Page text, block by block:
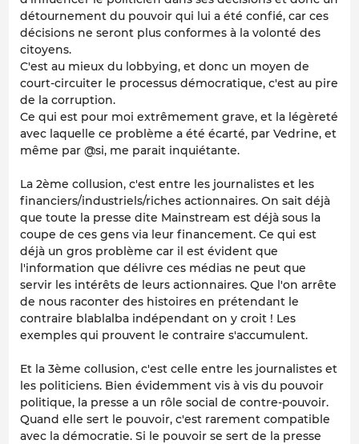
détournement du pouvoir qui lui a été confié, car ces
décisions ne seront plus conformes à la volonté des
citoyens.
C'est au mieux du lobbying, et donc un moyen de
court-circuiter le processus démocratique, c'est au pire
de la corruption.
Ce qui est pour moi extrêmement grave, et la légèreté
avec laquelle ce problème a été écarté, par Vedrine, et
même par @si, me parait inquiétante.
La 2ème collusion, c'est entre les journalistes et les
financiers/industriels/riches actionnaires. On sait déjà
que toute la presse dite Mainstream est déjà sous la
coupe de ces gens via leur financement. Ce qui est
déjà un gros problème car il est évident que
l'information que délivre ces médias ne peut que
servir les intérêts de leurs actionnaires. Que l'on arrête
de nous raconter des histoires en prétendant le
contraire blablalba indépendant on y croit ! Les
exemples qui prouvent le contraire s'accumulent.
Et la 3ème collusion, c'est celle entre les journalistes et
les politiciens. Bien évidemment vis à vis du pouvoir
politique, la presse a un rôle social de contre-pouvoir.
Quand elle sert le pouvoir, c'est rarement compatible
avec la démocratie. Si le pouvoir se sert de la presse